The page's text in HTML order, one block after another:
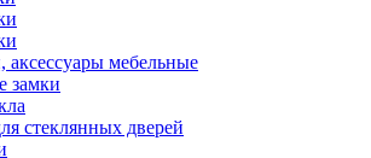
аксессуары мебельные
замки
стеклянных дверей